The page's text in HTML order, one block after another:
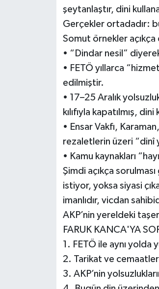
şeytanlaştır, dini
Gerçekler ortadadır:
Somut örnekler açıkça
• “Dindar nesil”
• FETÖ yıllarca
edilmiştir.
• 17–25 Aralık
kılıfıyla kapatılmış,
• Ensar Vakfı,
rezaletlerin üzeri “dinî
• Kamu kaynakları
Şimdi açıkça
istiyor, yoksa siyasi
imanlıdır, vicdan
AKP’nin yereldeki
FARUK KANCA'YA
1. FETÖ ile aynı yolda
2. Tarikat ve
3. AKP’nin